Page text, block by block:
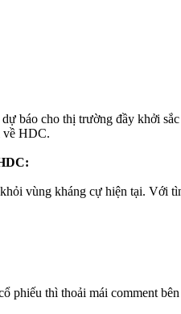
báo cho thị trường đầy khởi
về HDC.
vùng kháng cự hiện tại. Với
phiếu thì thoải mái comment